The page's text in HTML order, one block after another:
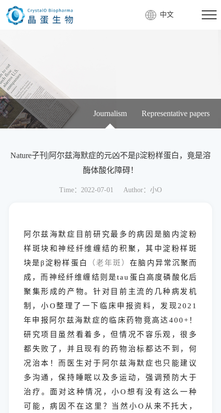
中文
Journalism Representative papers
Nature子刊|阿尔兹海默症的元凶不是β淀粉样蛋白，竟是溶
酶体酸化障碍！
Time：2022-07-01 Author：小O
阿尔兹海默症目前研究最多的病因是脑内淀粉
样斑块和神经纤维缠结的积聚，其中淀粉样斑
块是β淀粉样蛋白 （老年斑）在脑内异常沉聚而
成，而神经纤维缠结则是tau 蛋白高度磷酸化后
聚集形成的产物。针对目前主流的 几种 病发机
制，小O整理了一下临床申报资料，发现2021
年申报阿尔兹海默症的临床药物竟高达400+ ！
研究项目 虽然看着多，但情况不容乐观，很多
都失败了，并且现有的药物治标都达不到，何
况治本！而医生对于阿尔兹海默症也只能建议
多沟通，保持睡眠以及多运动，强调预防大于
治疗。面对这种情况，小O想有没有这么一种
可能，病因不在这里？当然小O 从来不托大，